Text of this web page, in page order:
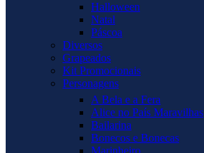
Halloween
Natal
Páscoa
Diversos
Grapeados
Kit Promocionais
Personagens
A Bela e a Fera
Alice no País Maravilhas
Bailarina
Bonecos e Bonecas
Marinheiro